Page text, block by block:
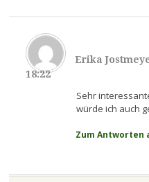
Erika
18:22
Sehr
würde ich auch
Zum Antworten